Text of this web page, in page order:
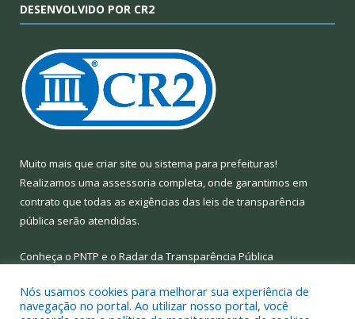
DESENVOLVIDO POR CR2
Muito mais que criar site ou sistema para prefeituras!
Realizamos uma assessoria completa, onde garantimos em
contrato que todas as exigências das leis de transparência
pública serão atendidas.
Conheça o PNTP e o Radar da Transparência Pública
Nós usamos cookies para melhorar sua experiência de
navegação no portal. Ao utilizar nosso portal, você